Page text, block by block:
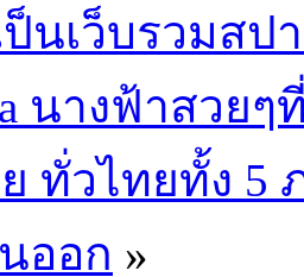
เป็นเว็บรวม
นางฟ้าสวย
ทั่วไทยทั้ง 5
ออก »